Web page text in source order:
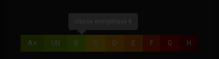
A+ UN B C D E F G H